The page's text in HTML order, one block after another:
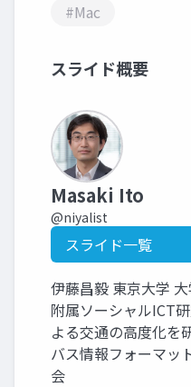
#Mac
スライド概要
Masaki Ito
@niyalist
スライド一覧
伊藤昌毅 東京大学
附属ソーシャルICT
よる交通の高度化を
バス情報フォーマッ
会